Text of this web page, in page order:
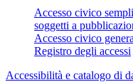
Accesso civico
soggetti a
Accesso civico
Registro degli accessi
Accessibilità e catalogo di